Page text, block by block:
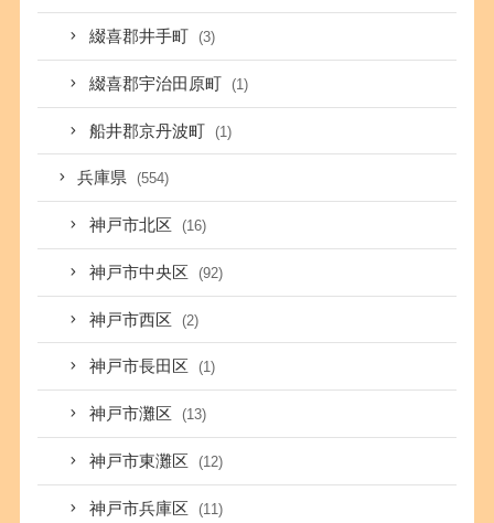
綴喜郡井手町 (3)
綴喜郡宇治田原町 (1)
船井郡京丹波町 (1)
兵庫県 (554)
神戸市北区 (16)
神戸市中央区 (92)
神戸市西区 (2)
神戸市長田区 (1)
神戸市灘区 (13)
神戸市東灘区 (12)
神戸市兵庫区 (11)